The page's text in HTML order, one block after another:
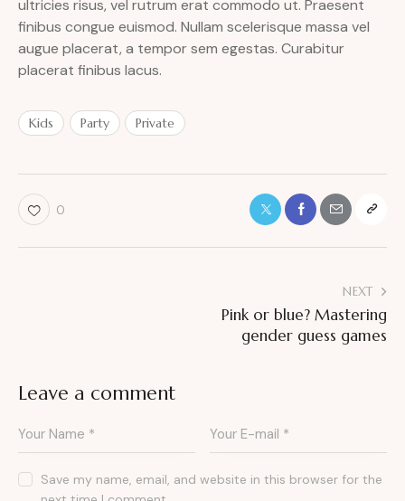
ultricies risus, vel rutrum erat commodo ut. Praesent
finibus congue euismod. Nullam scelerisque massa vel
augue placerat, a tempor sem egestas. Curabitur
placerat finibus lacus.
Kids Party Private
0
NEXT
Pink or blue? Mastering
gender guess games
Leave a comment
Save my name, email, and website in this browser for the